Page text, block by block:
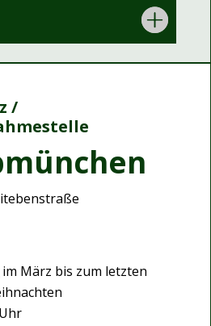
/
im März bis zum letzten